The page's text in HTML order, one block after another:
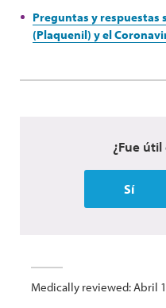
Preguntas y
(Plaquenil) y el
¿Fue
Sí
Medically reviewed: Abril